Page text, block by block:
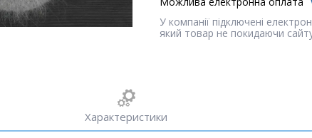
У компанії підключені
який товар не покидаючи
Характеристики